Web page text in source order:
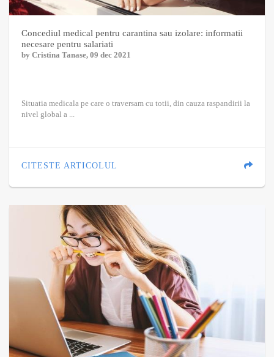
Concediul medical pentru carantina sau izolare: informatii
necesare pentru salariati
by Cristina Tanase, 09 dec 2021
Situatia medicala pe care o traversam cu totii, din cauza raspandirii la
nivel global a ...
CITESTE ARTICOLUL